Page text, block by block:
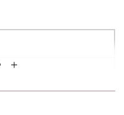
利。
出かけやお食事会、浴衣ス
。